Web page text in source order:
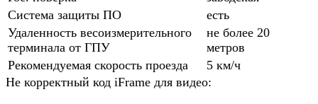
Система защиты ПО
есть
Удаленность весоизмерительного
терминала от ГПУ
не более 20
метров
Рекомендуемая скорость проезда
5 км/ч
Не корректный код iFrame для видео: